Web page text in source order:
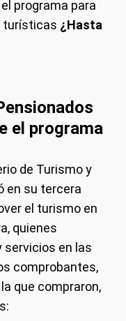
programa para
turísticas ¿Hasta
e el programa
de Turismo y
en su tercera
el turismo en
quienes
servicios en las
comprobantes,
que compraron,